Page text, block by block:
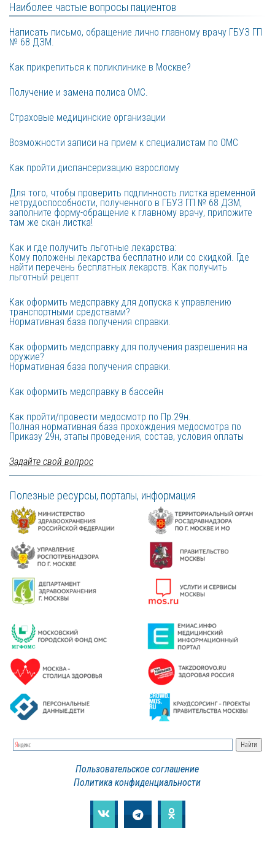
Наиболее частые вопросы пациентов
Написать письмо, обращение лично главному врачу ГБУЗ ГП
№ 68 ДЗМ.
Как прикрепиться к поликлинике в Москве?
Получение и замена полиса ОМС.
Страховые медицинские организации
Возможности записи на прием к специалистам по ОМС
Как пройти диспансеризацию взрослому
Для того, чтобы проверить подлинность листка временной
нетрудоспособности, полученного в ГБУЗ ГП № 68 ДЗМ,
заполните форму-обращение к главному врачу, приложите
там же скан листка!
Как и где получить льготные лекарства:
Кому положены лекарства бесплатно или со скидкой. Где
найти перечень бесплатных лекарств. Как получить
льготный рецепт
Как оформить медсправку для допуска к управлению
транспортными средствами?
Нормативная база получения справки.
Как оформить медсправку для получения разрешения на
оружие?
Нормативная база получения справки.
Как оформить медсправку в бассейн
Как пройти/провести медосмотр по Пр.29н.
Полная нормативная база прохождения медосмотра по
Приказу 29н, этапы проведения, состав, условия оплаты
Задайте свой вопрос
Полезные ресурсы, порталы, информация
Пользовательское соглашение
Политика конфиденциальности